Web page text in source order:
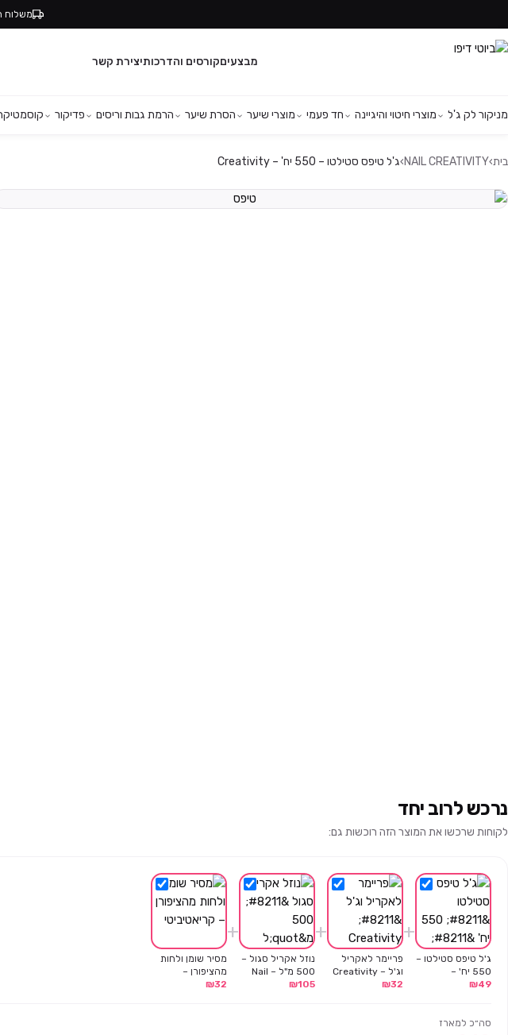
משלוח
מבצעיםקורסים והדרכותיצירת קשר
מניקור לק ג'ל מוצרי חיטוי והיגיינה חד פעמי מוצרי שיער הסרת שיער הרמת גבות וריסים פדיקור
בית›
NAIL CREATIVITY
›ג'ל טיפס סטילטו – 550 יח' – Creativity
נרכש לרוב יחד
לקוחות שרכשו את המוצר הזה רוכשות גם:
ג'ל טיפס סטילטו –
550 יח' –
Creativity
₪49
+
פריימר לאקריל
וג'ל – Creativity
₪32
+
נוזל אקריל סגול –
500 מ"ל – Nail
Creativity
₪105
+
מסיר שומן ולחות
מהציפורן –
קריאטיביטי
₪32
סה״כ למארז